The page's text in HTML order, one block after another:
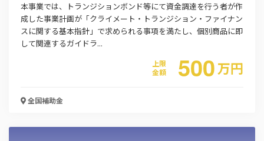
本事業では、トランジションボンド等にて資金調達を行う者が作
成した事業計画が「クライメート・トランジション・ファイナン
スに関する基本指針」で求められる事項を満たし、個別商品に即
して関連するガイドラ...
上限
金額
500万円
全国補助金